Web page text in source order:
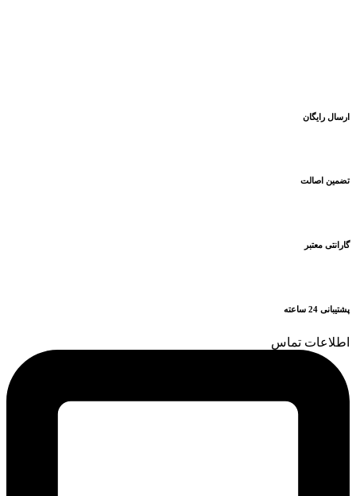
ارسال رایگان
تضمین اصالت
گارانتی معتبر
پشتیبانی 24 ساعته
اطلاعات تماس